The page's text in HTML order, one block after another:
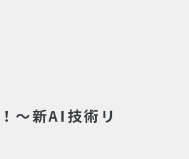
～新AI技術リ